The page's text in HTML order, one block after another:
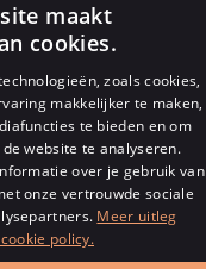
FRENCH
maakt
cookies.
zoals cookies,
makkelijker te maken,
te bieden en om
website te analyseren.
over je gebruik van
onze vertrouwde sociale
Meer uitleg
policy.